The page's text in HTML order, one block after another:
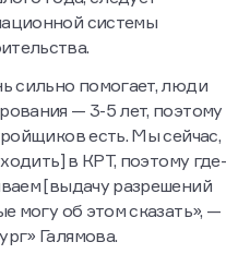
системы
сильно помогает, люди
— 3-5 лет, поэтому
есть. Мы сейчас,
в КРТ, поэтому где-
[выдачу разрешений
могу об этом сказать», —
Галямова.